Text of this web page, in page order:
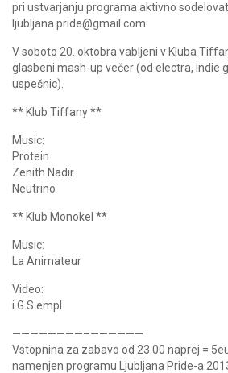
pri ustvarjanju programa aktivno
ljubljana.pride@gmail.com.
V soboto 20. oktobra vabljeni v Kluba
glasbeni mash-up večer (od electra, indie
uspešnic).
** Klub Tiffany **
Music:
Protein
Zenith Nadir
Neutrino
** Klub Monokel **
Music:
La Animateur
Video:
i.G.S.empl
————————–——————
Vstopnina za zabavo od 23.00 naprej =
namenjen programu Ljubljana Pride-a